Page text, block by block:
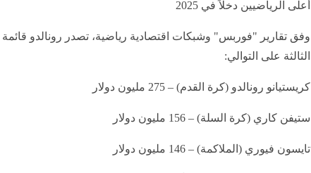
أعلى الرياضيين دخلاً في 2025
وفق تقارير "فوربس" وشبكات اقتصادية رياضية، تصدر رونالدو قائمة
الثالثة على التوالي:
كريستيانو رونالدو (كرة القدم) – 275 مليون دولار
ستيفن كاري (كرة السلة) – 156 مليون دولار
تايسون فيوري (الملاكمة) – 146 مليون دولار